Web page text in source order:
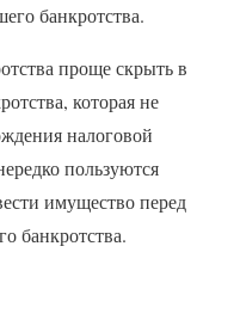
банкротства.
проще скрыть в
которая не
налоговой
пользуются
имущество перед
банкротства.